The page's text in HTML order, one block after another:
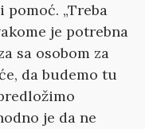
„Treba
je potrebna
sa osobom za
da budemo tu
je da ne